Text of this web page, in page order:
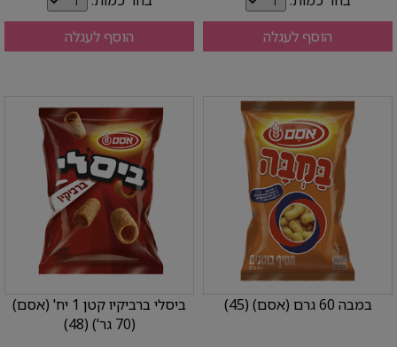
הוסף לעגלה
הוסף לעגלה
במבה 60 גרם (אסם) (45)
ביסלי ברביקיו קטן 1 יח' (אסם)
(70 גר') (48)